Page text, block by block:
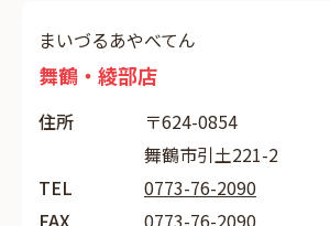
まいづるあやべてん
舞鶴・綾部店
住所
〒624-0854
舞鶴市引土221-2
TEL
0773-76-2090
FAX
0773-76-2090